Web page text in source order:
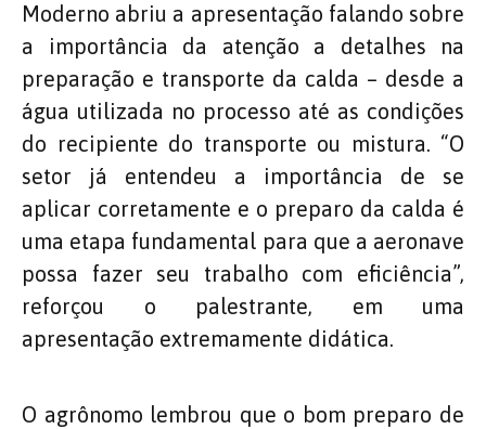
Moderno abriu a apresentação falando sobre
a importância da atenção a detalhes na
preparação e transporte da calda – desde a
água utilizada no processo até as condições
do recipiente do transporte ou mistura. “O
setor já entendeu a importância de se
aplicar corretamente e o preparo da calda é
uma etapa fundamental para que a aeronave
possa fazer seu trabalho com eficiência”,
reforçou o palestrante, em uma
apresentação extremamente didática.
O agrônomo lembrou que o bom preparo de